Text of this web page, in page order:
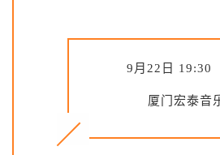
9月22日 19:30
厦门宏泰音